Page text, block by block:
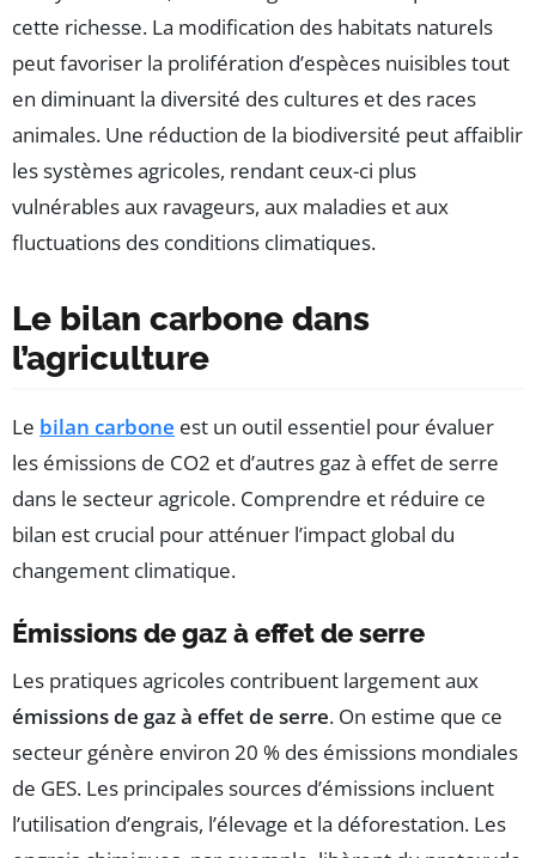
cette richesse. La modification des habitats naturels
peut favoriser la prolifération d’espèces nuisibles tout
en diminuant la diversité des cultures et des races
animales. Une réduction de la biodiversité peut affaiblir
les systèmes agricoles, rendant ceux-ci plus
vulnérables aux ravageurs, aux maladies et aux
fluctuations des conditions climatiques.
Le bilan carbone dans
l’agriculture
Le bilan carbone est un outil essentiel pour évaluer
les émissions de CO2 et d’autres gaz à effet de serre
dans le secteur agricole. Comprendre et réduire ce
bilan est crucial pour atténuer l’impact global du
changement climatique.
Émissions de gaz à effet de serre
Les pratiques agricoles contribuent largement aux
émissions de gaz à effet de serre. On estime que ce
secteur génère environ 20 % des émissions mondiales
de GES. Les principales sources d’émissions incluent
l’utilisation d’engrais, l’élevage et la déforestation. Les